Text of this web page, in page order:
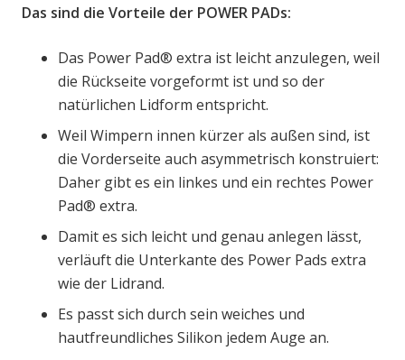
Das sind die Vorteile der POWER PADs:
Das Power Pad® extra ist leicht anzulegen, weil
die Rückseite vorgeformt ist und so der
natürlichen Lidform entspricht.
Weil Wimpern innen kürzer als außen sind, ist
die Vorderseite auch asymmetrisch konstruiert:
Daher gibt es ein linkes und ein rechtes Power
Pad® extra.
Damit es sich leicht und genau anlegen lässt,
verläuft die Unterkante des Power Pads extra
wie der Lidrand.
Es passt sich durch sein weiches und
hautfreundliches Silikon jedem Auge an.